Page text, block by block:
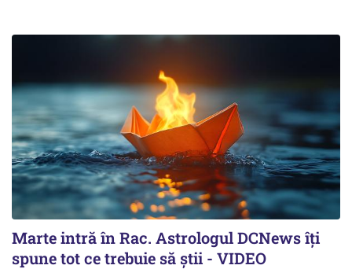
Marte intră în Rac. Astrologul DCNews îți
spune tot ce trebuie să știi - VIDEO